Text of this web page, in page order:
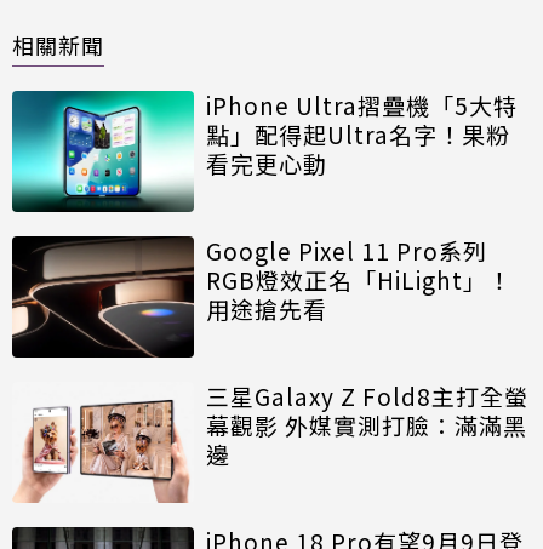
相關新聞
iPhone Ultra摺疊機「5大特
點」配得起Ultra名字！果粉
看完更心動
Google Pixel 11 Pro系列
RGB燈效正名「HiLight」！
用途搶先看
三星Galaxy Z Fold8主打全螢
幕觀影 外媒實測打臉：滿滿黑
邊
iPhone 18 Pro有望9月9日登